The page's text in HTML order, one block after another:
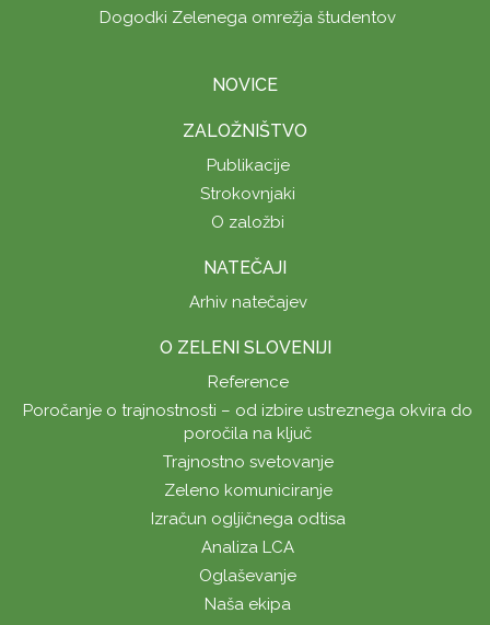
Dogodki Zelenega omrežja študentov
NOVICE
ZALOŽNIŠTVO
Publikacije
Strokovnjaki
O založbi
NATEČAJI
Arhiv natečajev
O ZELENI SLOVENIJI
Reference
Poročanje o trajnostnosti – od izbire ustreznega okvira do
poročila na ključ
Trajnostno svetovanje
Zeleno komuniciranje
Izračun ogljičnega odtisa
Analiza LCA
Oglaševanje
Naša ekipa